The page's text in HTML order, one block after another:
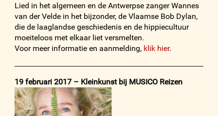
Lied in het algemeen en de Antwerpse zanger Wannes
van der Velde in het bijzonder, de Vlaamse Bob Dylan,
die de laaglandse geschiedenis en de hippiecultuur
moeiteloos met elkaar liet versmelten.
Voor meer informatie en aanmelding, klik hier.
19 februari 2017 – Kleinkunst bij MUSICO Reizen